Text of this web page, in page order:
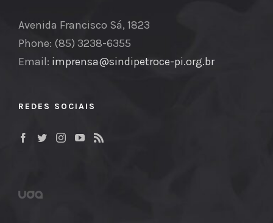
Avenida Francisco Sá, 1823
Phone: (85) 3238-6355
Email: imprensa@sindipetroce-pi.org.br
REDES SOCIAIS